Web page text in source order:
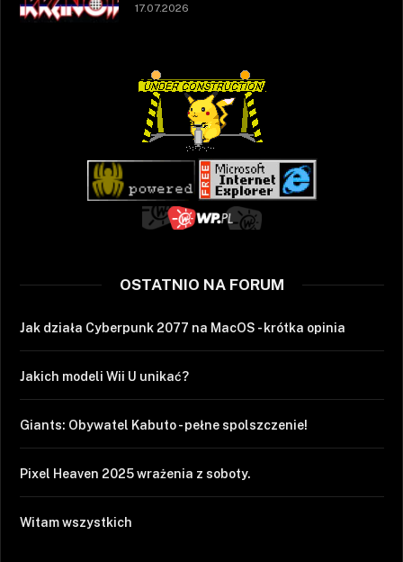
17.07.2026
OSTATNIO NA FORUM
Jak działa Cyberpunk 2077 na MacOS - krótka opinia
Jakich modeli Wii U unikać?
Giants: Obywatel Kabuto - pełne spolszczenie!
Pixel Heaven 2025 wrażenia z soboty.
Witam wszystkich